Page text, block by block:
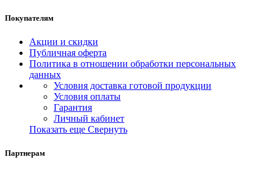
Покупателям
Акции и скидки
Публичная оферта
Политика в отношении обработки персональных
данных
Условия доставка готовой продукции
Условия оплаты
Гарантия
Личный кабинет
Показать еще Свернуть
Партнерам